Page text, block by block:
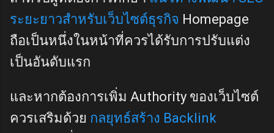
ระยะยาวสำหรับเว็บไซต์ธุรกิจ Homepage
ถือเป็นหนึ่งในหน้าที่ควรได้รับการปรับแต่ง
เป็นอันดับแรก
และหากต้องการเพิ่ม Authority ของเว็บไซต์
ควรเสริมด้วย กลยุทธ์สร้าง Backlink